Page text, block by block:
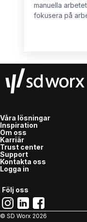
manuella
fokusera på
här bloggen
Våra lösningar
Inspiration
Om oss
Karriär
Trust center
Support
Kontakta oss
Logga in
Följ oss
© SD Worx 2026